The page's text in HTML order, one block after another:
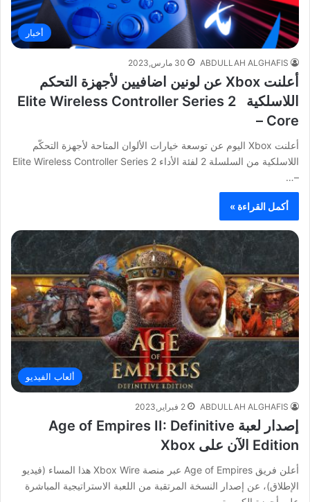
أخبار
ABDULLAH ALGHAFIS 30 مارس,2023
أعلنت Xbox عن لونين اضافيين لأجهزة التحكم
اللاسلكية Elite Wireless Controller Series 2
– Core
أعلنت Xbox اليوم عن توسعة خيارات الألوان المتاحة لأجهزة التحكّم
اللاسلكية من السلسلة 2 لفئة الأداء Elite Wireless Controller Series 2
–…
أكمل القراءة »
ألعاب الفيديو
ABDULLAH ALGHAFIS 2 فبراير,2023
إصدار لعبة Age of Empires II: Definitive
Edition الآن على Xbox
أعلن فريق Age of Empires عبر منصة Xbox Wire هذا المساء (فيديو
الإطلاق)، عن إصدار النسخة المرتقبة من اللعبة الاستراتيجية المباشرة